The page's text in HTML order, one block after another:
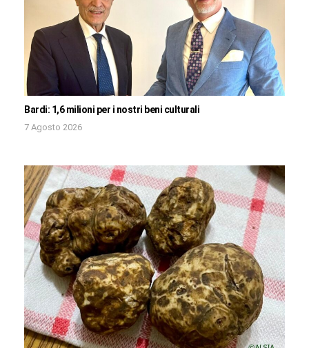
Bardi: 1,6 milioni per i nostri beni culturali
7 Agosto 2026